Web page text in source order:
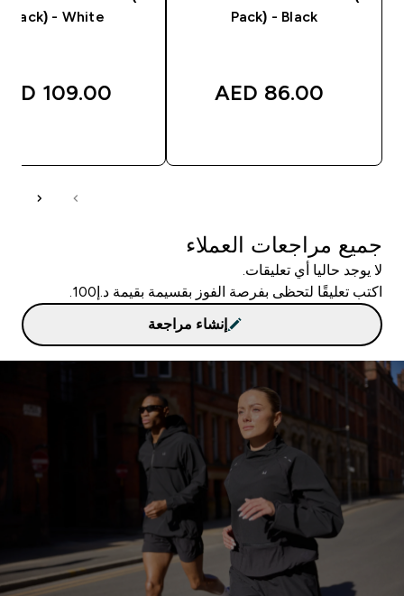
Pack) - Black
86.00 AED‎
Pack) - White
109.00 AED‎
جميع مراجعات العملاء
لا يوجد حاليا أي تعليقات.
اكتب تعليقًا لتحظى بفرصة الفوز بقسيمة بقيمة د.إ100.
إنشاء مراجعة